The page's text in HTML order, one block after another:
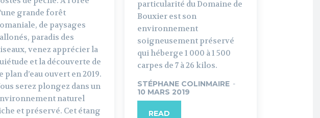
grande forêt
de paysages
paradis des
venez apprécier la
et la découverte de
plan d’eau ouvert en 2019.
serez plongez dans un
naturel
et préservé. Cet étang
particularité du Domaine de
Bouxier est son
environnement
soigneusement préservé
qui héberge 1 000 à 1 500
carpes de 7 à 26 kilos.
STÉPHANE COLINMAIRE -
10 MARS 2019
READ